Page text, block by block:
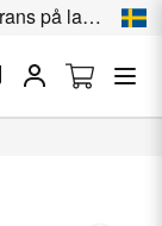
lagervara